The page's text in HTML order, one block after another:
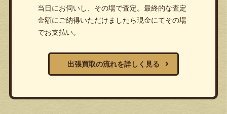
当日にお伺いし、その場で査定。最終的な査定
金額にご納得いただけましたら現金にてその場
でお支払い。
出張買取の流れを詳しく見る